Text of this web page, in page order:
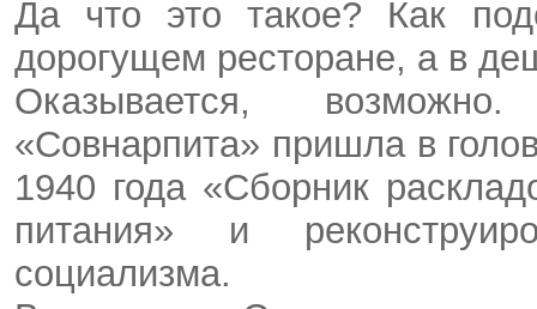
Да что это такое? Как
дорогущем ресторане, а в
Оказывается,
«Совнарпита» пришла в
1940 года «Сборник
питания» и
социализма.